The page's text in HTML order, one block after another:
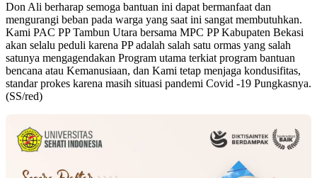
Don Ali berharap semoga bantuan ini dapat bermanfaat dan
mengurangi beban pada warga yang saat ini sangat membutuhkan.
Kami PAC PP Tambun Utara bersama MPC PP Kabupaten Bekasi
akan selalu peduli karena PP adalah salah satu ormas yang salah
satunya mengagendakan Program utama terkiat program bantuan
bencana atau Kemanusiaan, dan Kami tetap menjaga kondusifitas,
standar prokes karena masih situasi pandemi Covid -19 Pungkasnya.
(SS/red)